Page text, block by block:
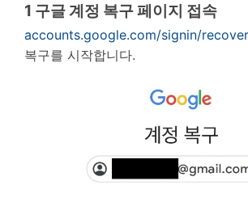
1 구글 계정 복구 페이지 접속
accounts.google.com/signin/
복구를 시작합니다.